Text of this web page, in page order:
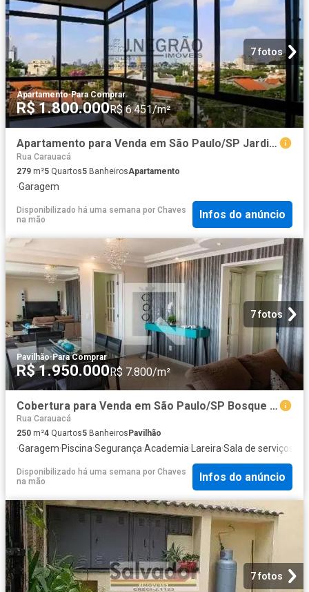
7 fotos
Apartamento·Para Comprar
R$ 1.800.000R$ 6.451/m²
Apartamento para Venda em São Paulo/SP Jardim da Saude 5 Quartos
Rua Carauacá
279 m²5 Quartos5 BanheirosApartamento
·Garagem
Disponibilizado há uma semana por Chaves
na mão
Infos do anúncio
7 fotos
Pavilhão·Para Comprar
R$ 1.950.000R$ 7.800/m²
Cobertura para Venda em São Paulo/SP Bosque da Saúde 4 Quartos
Rua Carauacá
250 m²4 Quartos5 Banheiros Pavilhão
·Garagem·Piscina·Segurança·Academia·Lareira·Sala de serviços
Disponibilizado há uma semana por Chaves
na mão
Infos do anúncio
7 fotos